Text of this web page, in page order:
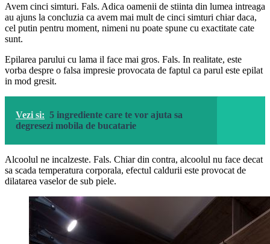
Avem cinci simturi. Fals. Adica oamenii de stiinta din lumea intreaga
au ajuns la concluzia ca avem mai mult de cinci simturi chiar daca,
cel putin pentru moment, nimeni nu poate spune cu exactitate cate
sunt.
Epilarea parului cu lama il face mai gros. Fals. In realitate, este
vorba despre o falsa impresie provocata de faptul ca parul este epilat
in mod gresit.
Vezi si: 5 ingrediente care te vor ajuta sa
degresezi mobila de bucatarie
Alcoolul ne incalzeste. Fals. Chiar din contra, alcoolul nu face decat
sa scada temperatura corporala, efectul caldurii este provocat de
dilatarea vaselor de sub piele.